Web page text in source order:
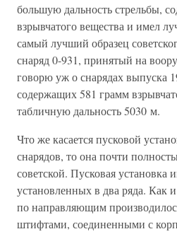
большую дальность стрельбы,
взрывчатого вещества и имел
самый лучший образец
снаряд 0-931, принятый на
говорю уж о снарядах выпуска
содержащих 581 грамм
табличную дальность 5030 м.
Что же касается пусковой
снарядов, то она почти
советской. Пусковая
установленных в два ряда. Как
по направляющим
штифтами, соединенными с